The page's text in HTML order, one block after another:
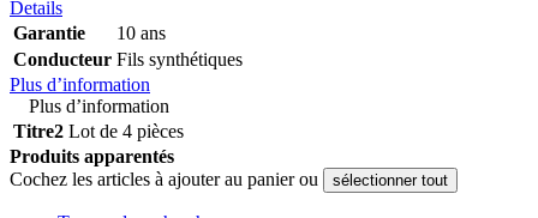
Details
Garantie
10 ans
Conducteur Fils synthétiques
Plus d’information
Plus d’information
Titre2 Lot de 4 pièces
Produits apparentés
Cochez les articles à ajouter au panier ou
sélectionner tout